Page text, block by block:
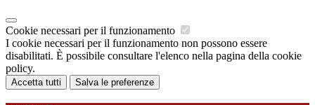
Cookie necessari per il funzionamento
I cookie necessari per il funzionamento non possono essere
disabilitati. È possibile consultare l'elenco nella pagina della cookie
policy.
Accetta tutti Salva le preferenze